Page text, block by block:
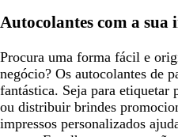
Autocolantes com a sua
Procura uma forma fácil e
negócio? Os autocolantes de
fantástica. Seja para etiquetar
ou distribuir brindes
impressos personalizados